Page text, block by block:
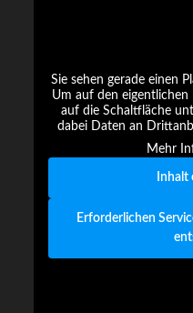
Sie sehen gerade einen
Um auf den eigentlichen
auf die Schaltfläche
dabei Daten an
Mehr
Inhalt
Erforderlichen